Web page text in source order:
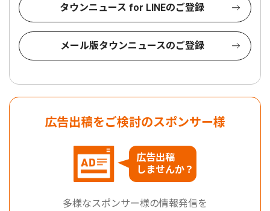
タウンニュース for LINEのご登録
メール版タウンニュースのご登録
広告出稿をご検討のスポンサー様
広告出稿
しませんか？
多様なスポンサー様の情報発信を